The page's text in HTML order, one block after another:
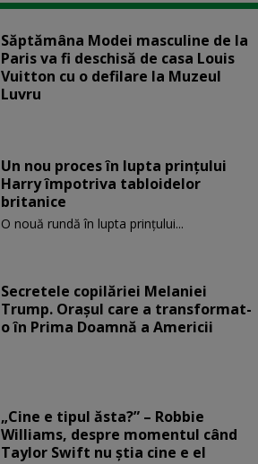
Săptămâna Modei masculine de la
Paris va fi deschisă de casa Louis
Vuitton cu o defilare la Muzeul
Luvru
Un nou proces în lupta prinţului
Harry împotriva tabloidelor
britanice
O nouă rundă în lupta prinţului...
Secretele copilăriei Melaniei
Trump. Orașul care a transformat-
o în Prima Doamnă a Americii
„Cine e tipul ăsta?” – Robbie
Williams, despre momentul când
Taylor Swift nu știa cine e el